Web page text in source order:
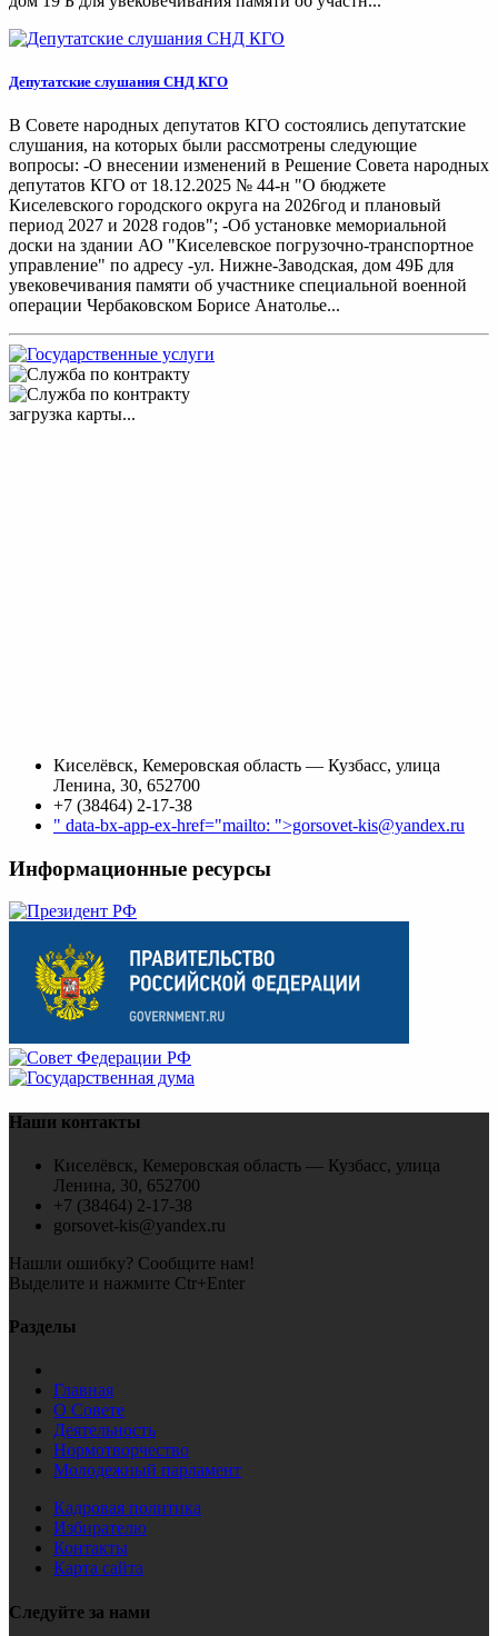
Депутатские слушания СНД КГО
В Совете народных депутатов КГО состоялись депутатские
слушания, на которых были рассмотрены следующие
вопросы: -О внесении изменений в Решение Совета народных
депутатов КГО от 18.12.2025 № 44-н "О бюджете
Киселевского городского округа на 2026год и плановый
период 2027 и 2028 годов"; -Об установке мемориальной
доски на здании АО "Киселевское погрузочно-транспортное
управление" по адресу -ул. Нижне-Заводская, дом 49Б для
увековечивания памяти об участнике специальной военной
операции Чербаковском Борисе Анатолье...
загрузка карты...
Киселёвск, Кемеровская область — Кузбасс, улица
Ленина, 30, 652700
+7 (38464) 2-17-38
" data-bx-app-ex-href="mailto: ">gorsovet-kis@yandex.ru
Информационные ресурсы
Наши контакты
Киселёвск, Кемеровская область — Кузбасс, улица
Ленина, 30, 652700
+7 (38464) 2-17-38
gorsovet-kis@yandex.ru
Нашли ошибку? Сообщите нам!
Выделите и нажмите Ctr+Enter
Разделы
Главная
О Совете
Деятельность
Нормотворчество
Молодежный парламент
Кадровая политика
Избирателю
Контакты
Карта сайта
Следуйте за нами